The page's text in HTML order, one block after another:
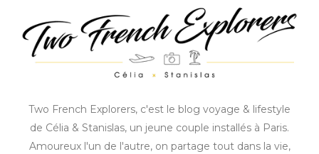
Two French Explorers, c'est le blog voyage & lifestyle
de Célia & Stanislas, un jeune couple installés à Paris.
Amoureux l'un de l'autre, on partage tout dans la vie,